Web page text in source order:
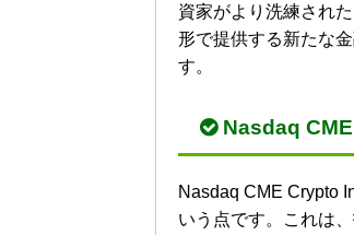
資家がより洗練され
形で提供する新たな
す。
Nasdaq
Nasdaq CME Crypto
いう点です。これは